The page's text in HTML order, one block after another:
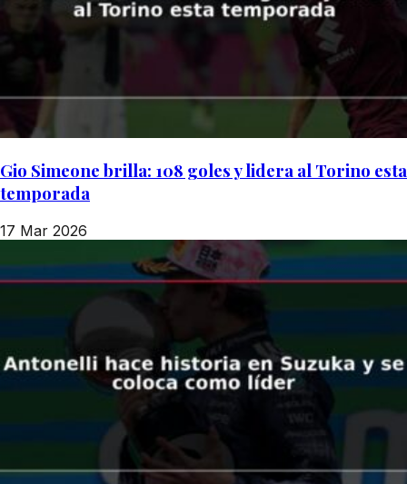
Gio Simeone brilla: 108 goles y lidera al Torino esta
temporada
17 Mar 2026